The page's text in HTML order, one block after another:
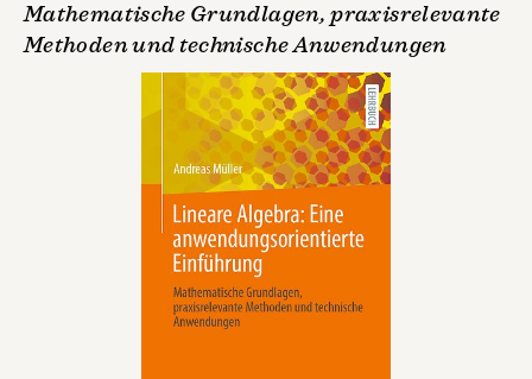
Mathematische Grundlagen, praxisrelevante
Methoden und technische Anwendungen